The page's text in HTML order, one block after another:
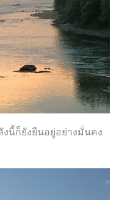
นี้ก็ยังยืนอยู่อย่างมั่นคง